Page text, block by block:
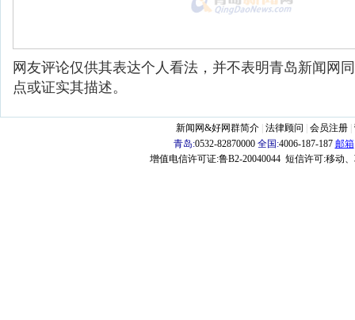
网友评论仅供其表达个人看法，并不表明青岛新闻网
点或证实其描述。